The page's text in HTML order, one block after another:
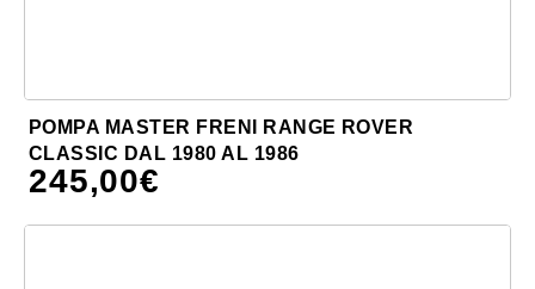
POMPA MASTER FRENI RANGE ROVER
CLASSIC DAL 1980 AL 1986
245,00€